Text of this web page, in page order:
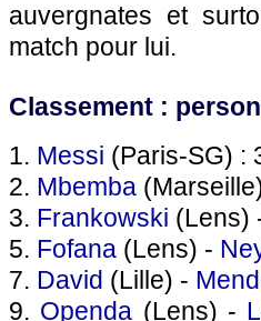
auvergnates et
match pour lui.
Classement :
1. Messi (Paris-SG) :
2. Mbemba
3. Frankowski (Lens)
5. Fofana (Lens) -
7. David (Lille) -
9. Openda (Lens) -